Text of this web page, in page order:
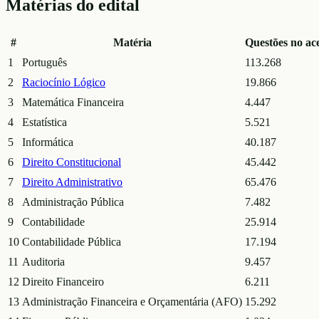
Matérias do edital
# Matéria
Questões no
1
Português
113.268
2
Raciocínio Lógico
19.866
3
Matemática Financeira
4.447
4
Estatística
5.521
5
Informática
40.187
6
Direito Constitucional
45.442
7
Direito Administrativo
65.476
8
Administração Pública
7.482
9
Contabilidade
25.914
10 Contabilidade Pública
17.194
11 Auditoria
9.457
12 Direito Financeiro
6.211
13 Administração Financeira e Orçamentária (AFO) 15.292